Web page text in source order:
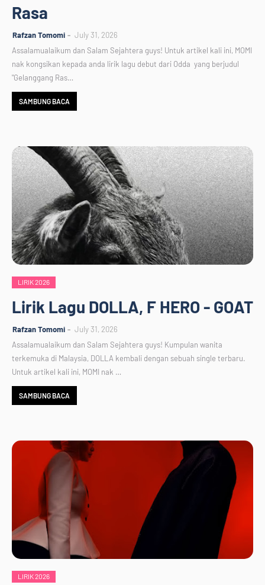
Rasa
Rafzan Tomomi
July 31, 2026
Assalamualaikum dan Salam Sejahtera guys! Untuk artikel kali ini, MOMI
nak kongsikan kepada anda lirik lagu debut dari Odda yang berjudul
"Gelanggang Ras…
SAMBUNG BACA
LIRIK 2026
Lirik Lagu DOLLA, F HERO - GOAT
Rafzan Tomomi
July 31, 2026
Assalamualaikum dan Salam Sejahtera guys! Kumpulan wanita
terkemuka di Malaysia, DOLLA kembali dengan sebuah single terbaru.
Untuk artikel kali ini, MOMI nak …
SAMBUNG BACA
LIRIK 2026